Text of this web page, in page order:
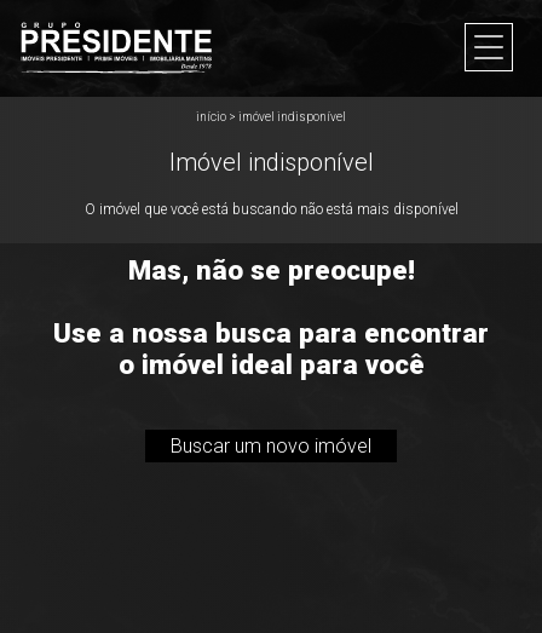
início > imóvel indisponível
Imóvel indisponível
O imóvel que você está buscando não está mais disponível
Mas, não se preocupe!
Use a nossa busca para encontrar
o imóvel ideal para você
Buscar um novo imóvel